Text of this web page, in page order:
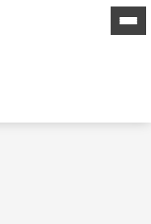
icon
icon